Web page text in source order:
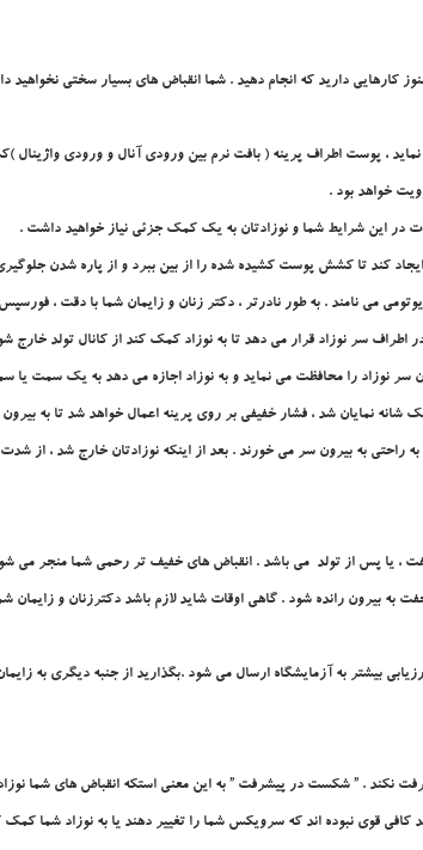
کارهايي داريد که انجام دهيد . شما انقباض هاي بسيار سختي نخواهيد
، پوست اطراف پرينه ( بافت نرم بين ورودي آنال و ورودي
خواهد بود .
در اين شرايط شما و نوزادتان به يک کمک جزئي نياز خواهيد داشت .
کند تا کشش پوست کشيده شده را از بين ببرد و از پاره شدن
مي نامند . به طور نادرتر ، دکتر زنان و زايمان شما با دقت ،
اطراف سر نوزاد قرار مي دهد تا به نوزاد کمک کند از کانال تولد خارج
سر نوزاد را محافظت مي نمايد و به نوزاد اجازه مي دهد به يک سمت يا
شانه نمايان شد ، فشار خفيفي بر روي پرينه اعمال خواهد شد تا به
به راحتي به بيرون سر مي خورند . بعد از اينکه نوزادتان خارج شد ، از
، يا پس از تولد مي باشد . انقباض هاي خفيف تر رحمي شما منجر مي
به بيرون رانده شود . گاهي اوقات شايد لازم باشد دکترزنان و
بيشتر به آزمايشگاه ارسال مي شود .بگذاريد از جنبه ديگري به
نکند . ” شکست در پيشرفت ” به اين معني استکه انقباض هاي شما
قوي نبوده اند که سرويکس شما را تغيير دهند يا به نوزاد شما کمک